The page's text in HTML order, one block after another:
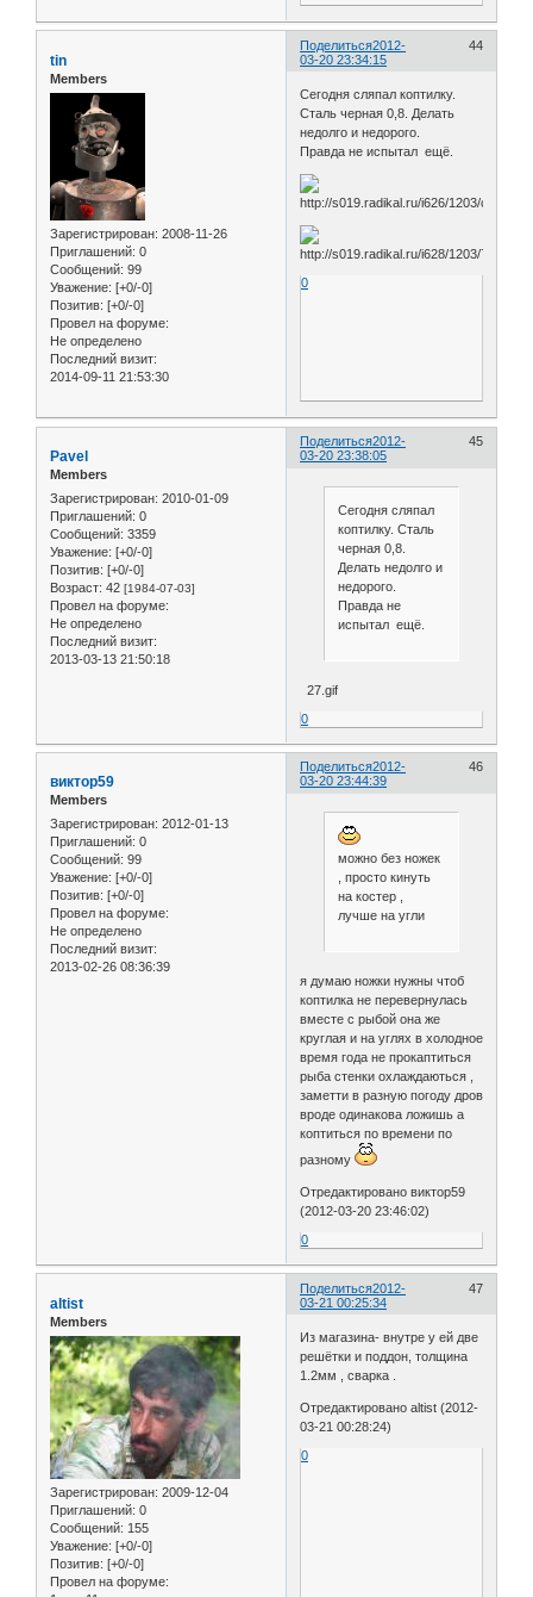
Поделиться 44
2012-
03-20 23:34:15
tin
Members
Зарегистрирован: 2008-11-26
Приглашений: 0
Сообщений: 99
Уважение: [+0/-0]
Позитив: [+0/-0]
Провел на форуме:
Не определено
Последний визит:
2014-09-11 21:53:30
Сегодня сляпал коптилку.
Сталь черная 0,8. Делать
недолго и недорого.
Правда не испытал ещё.
0
Поделиться 45
2012-
03-20 23:38:05
Pavel
Members
Зарегистрирован: 2010-01-09
Приглашений: 0
Сообщений: 3359
Уважение: [+0/-0]
Позитив: [+0/-0]
Возраст: 42 [1984-07-03]
Провел на форуме:
Не определено
Последний визит:
2013-03-13 21:50:18
Сегодня сляпал
коптилку. Сталь
черная 0,8.
Делать недолго и
недорого.
Правда не
испытал ещё.
27.gif
0
Поделиться 46
2012-
03-20 23:44:39
виктор59
Members
Зарегистрирован: 2012-01-13
Приглашений: 0
Сообщений: 99
Уважение: [+0/-0]
Позитив: [+0/-0]
Провел на форуме:
Не определено
Последний визит:
2013-02-26 08:36:39
можно без ножек
, просто кинуть
на костер ,
лучше на угли
я думаю ножки нужны чтоб
коптилка не перевернулась
вместе с рыбой она же
круглая и на углях в холодное
время года не прокаптиться
рыба стенки охлаждаються ,
заметти в разную погоду дров
вроде одинакова ложишь а
коптиться по времени по
разному
Отредактировано виктор59
(2012-03-20 23:46:02)
0
Поделиться 47
2012-
03-21 00:25:34
altist
Members
Зарегистрирован: 2009-12-04
Приглашений: 0
Сообщений: 155
Уважение: [+0/-0]
Позитив: [+0/-0]
Провел на форуме:
Из магазина- внутре у ей две
решётки и поддон, толщина
1.2мм , сварка .
Отредактировано altist (2012-
03-21 00:28:24)
0